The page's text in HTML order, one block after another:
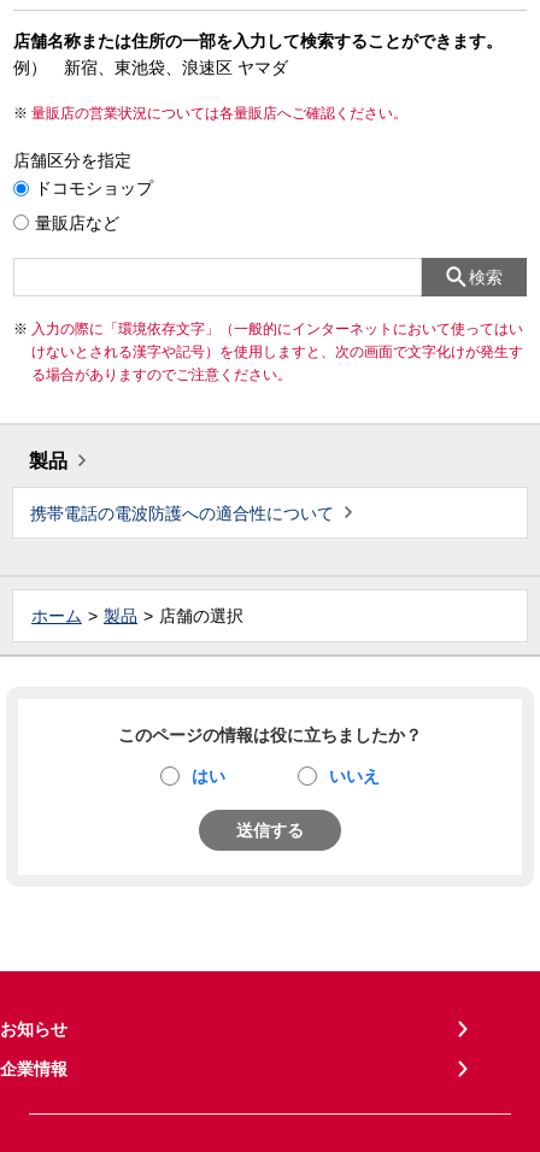
店舗名称または住所の一部を入力して検索することができます。
例） 新宿、東池袋、浪速区 ヤマダ
量販店の営業状況については各量販店へご確認ください。
店舗区分を指定
ドコモショップ
量販店など
検索
入力の際に「環境依存文字」（一般的にインターネットにおいて使ってはい
けないとされる漢字や記号）を使用しますと、次の画面で文字化けが発生す
る場合がありますのでご注意ください。
製品
携帯電話の電波防護への適合性について
ホーム 製品 店舗の選択
このページの情報は役に立ちましたか？
はい いいえ
送信する
お知らせ
企業情報